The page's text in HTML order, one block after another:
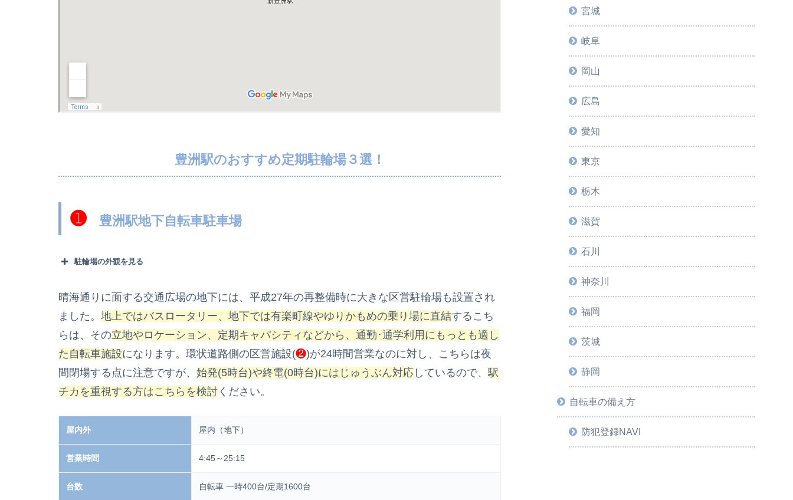
豊洲駅のおすすめ定期駐輪場３選！
➊豊洲駅地下自転車駐車場
駐輪場の外観を見る
晴海通りに面する交通広場の地下には、平成27年の再整備時に大きな区営駐輪場も設置され
ました。 地上ではバスロータリー、地下では有楽町線やゆりかもめの乗り場に直結するこち
らは、その立地やロケーション、定期キャパシティなどから、通勤･通学利用にもっとも適し
た自転車施設になります。環状道路側の区営施設(❷)が24時間営業なのに対し、こちらは夜
間閉場する点に注意ですが、 始発(5時台)や終電(0時台)にはじゅうぶん対応 しているので、 駅
チカを重視する方はこちらを検討 ください。
屋内外 屋内（地下）
営業時間 4:45～25:15
台数 自転車 一時400台/定期1600台
宮城
岐阜
岡山
広島
愛知
東京
栃木
滋賀
石川
神奈川
福岡
茨城
静岡
自転車の備え方
防犯登録NAVI